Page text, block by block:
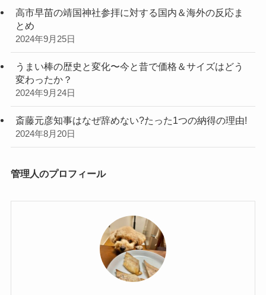
高市早苗の靖国神社参拝に対する国内＆海外の反応ま
とめ
2024年9月25日
うまい棒の歴史と変化〜今と昔で価格＆サイズはどう
変わったか？
2024年9月24日
斎藤元彦知事はなぜ辞めない?たった1つの納得の理由!
2024年8月20日
管理人のプロフィール